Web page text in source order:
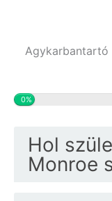
Agykarbantartó
0%
Hol
Monroe